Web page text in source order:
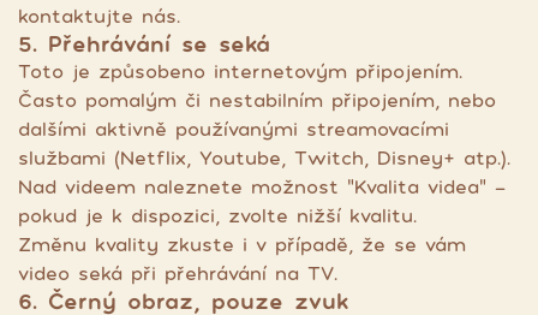
kontaktujte nás.
5. Přehrávání se seká
Toto je způsobeno internetovým připojením.
Často pomalým či nestabilním připojením, nebo
dalšími aktivně používanými streamovacími
službami (Netflix, Youtube, Twitch, Disney+ atp.).
Nad videem naleznete možnost "Kvalita videa" -
pokud je k dispozici, zvolte nižší kvalitu.
Změnu kvality zkuste i v případě, že se vám
video seká při přehrávání na TV.
6. Černý obraz, pouze zvuk